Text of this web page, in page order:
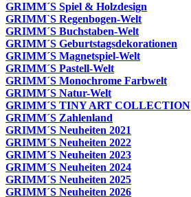
GRIMM´S Spiel & Holzdesign
GRIMM`S Regenbogen-Welt
GRIMM´S Buchstaben-Welt
GRIMM´S Geburtstagsdekorationen
GRIMM´S Magnetspiel-Welt
GRIMM´S Pastell-Welt
GRIMM´S Monochrome Farbwelt
GRIMM´S Natur-Welt
GRIMM´S TINY ART COLLECTION
GRIMM´S Zahlenland
GRIMM´S Neuheiten 2021
GRIMM´S Neuheiten 2022
GRIMM´S Neuheiten 2023
GRIMM´S Neuheiten 2024
GRIMM´S Neuheiten 2025
GRIMM´S Neuheiten 2026